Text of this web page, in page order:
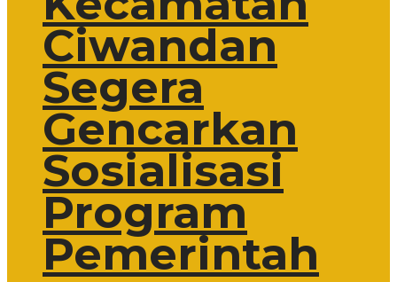
Ciwandan
Segera
Gencarkan
Sosialisasi
Program
Pemerintah